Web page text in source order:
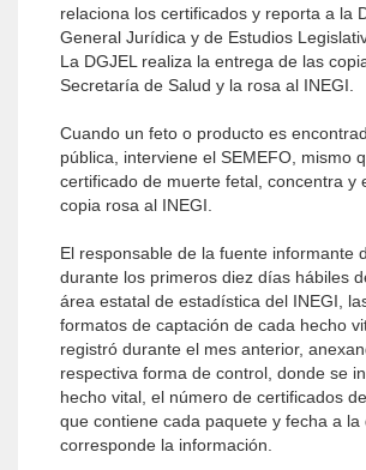
relaciona los certificados y reporta a la
General Jurídica y de Estudios
La DGJEL realiza la entrega de las
Secretaría de Salud y la rosa al INEGI.
Cuando un feto o producto es
pública, interviene el SEMEFO, mismo
certificado de muerte fetal, concentra y
copia rosa al INEGI.
El responsable de la fuente informante
durante los primeros diez días hábiles
área estatal de estadística del INEGI,
formatos de captación de cada hecho
registró durante el mes anterior,
respectiva forma de control, donde se
hecho vital, el número de certificados
que contiene cada paquete y fecha a la
corresponde la información.